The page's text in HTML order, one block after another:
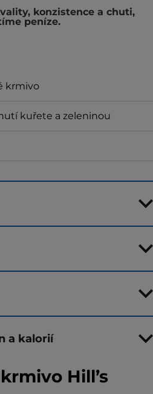
konzistence a chuti,
peníze.
krmivo
kuřete a zeleninou
a kalorií
Hill’s